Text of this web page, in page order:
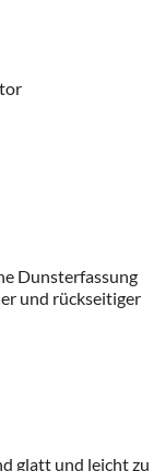
Dunsterfassung
und rückseitiger
glatt und leicht zu